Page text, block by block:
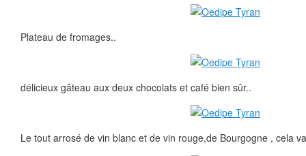
Plateau de fromages..
délicieux gâteau aux deux chocolats et café bien sûr..
Le tout arrosé de vin blanc et de vin rouge,de Bourgogne , cela